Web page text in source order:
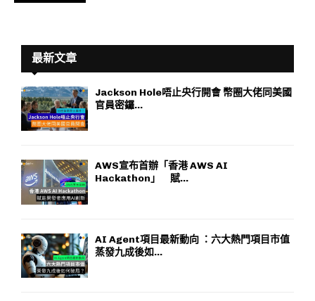
最新文章
Jackson Hole唔止央行開會 幣圈大佬同美國
官員密鑼...
AWS宣布首辦「香港 AWS AI
Hackathon」 賦...
AI Agent項目最新動向 ：六大熱門項目市值
蒸發九成後如...